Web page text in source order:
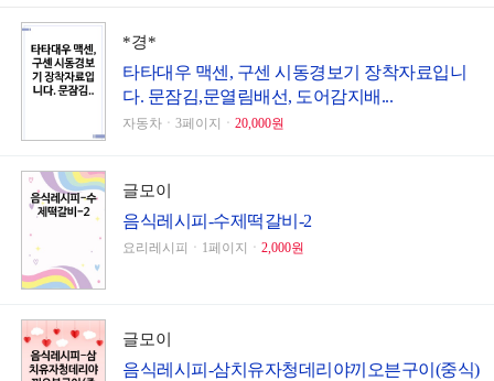
*경*
타타대우 맥센, 구센 시동경보기 장착자료입니
다. 문잠김,문열림배선, 도어감지배...
자동차ㆍ3페이지ㆍ 20,000원
글모이
음식레시피-수제떡갈비-2
요리레시피ㆍ1페이지ㆍ 2,000원
글모이
음식레시피-삼치유자청데리야끼오븐구이(중식)